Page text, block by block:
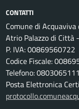
CONTATTI
Comune di
Atrio Palazzo di Città
P. IVA: 00869560722
Codice Fiscale:
Telefono: 0803065111
Posta Elettronica